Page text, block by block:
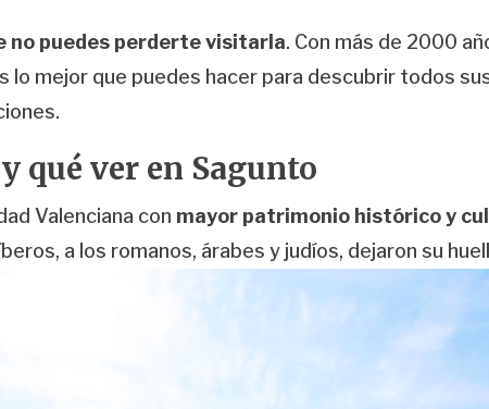
no puedes perderte visitarla. Con más de 2000
lo mejor que puedes hacer para descubrir todos
qué ver en Sagunto
Valenciana con mayor patrimonio histórico y
a los romanos, árabes y judíos, dejaron su